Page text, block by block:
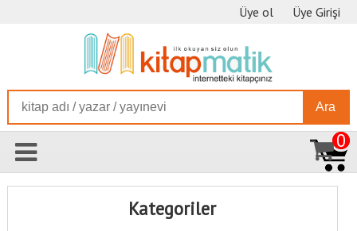
Üye ol Üye Girişi
Ara
0
Kategoriler